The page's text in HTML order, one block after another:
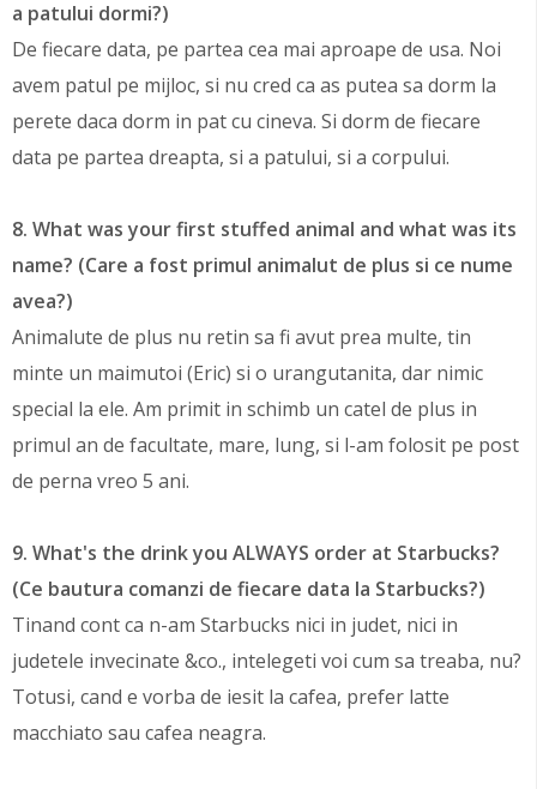
a patului dormi?)
De fiecare data, pe partea cea mai aproape de usa. Noi
avem patul pe mijloc, si nu cred ca as putea sa dorm la
perete daca dorm in pat cu cineva. Si dorm de fiecare
data pe partea dreapta, si a patului, si a corpului.
8. What was your first stuffed animal and what was its
name? (Care a fost primul animalut de plus si ce nume
avea?)
Animalute de plus nu retin sa fi avut prea multe, tin
minte un maimutoi (Eric) si o urangutanita, dar nimic
special la ele. Am primit in schimb un catel de plus in
primul an de facultate, mare, lung, si l-am folosit pe post
de perna vreo 5 ani.
9. What's the drink you ALWAYS order at Starbucks?
(Ce bautura comanzi de fiecare data la Starbucks?)
Tinand cont ca n-am Starbucks nici in judet, nici in
judetele invecinate &co., intelegeti voi cum sa treaba, nu?
Totusi, cand e vorba de iesit la cafea, prefer latte
macchiato sau cafea neagra.